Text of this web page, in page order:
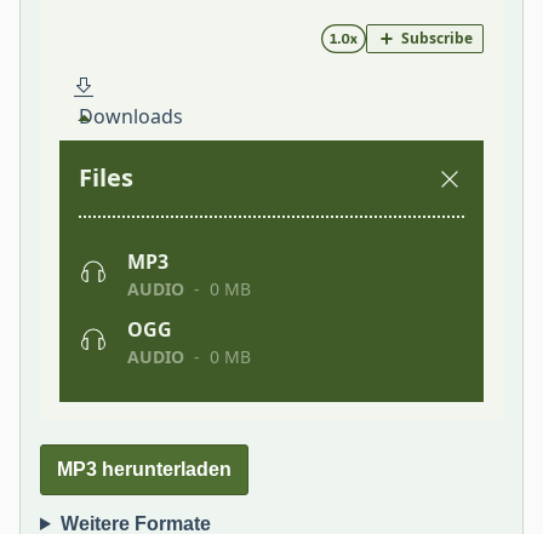
MP3 herunterladen
Weitere Formate